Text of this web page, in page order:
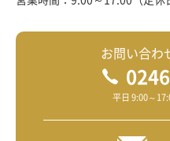
お問い合わ
平日 9:00～